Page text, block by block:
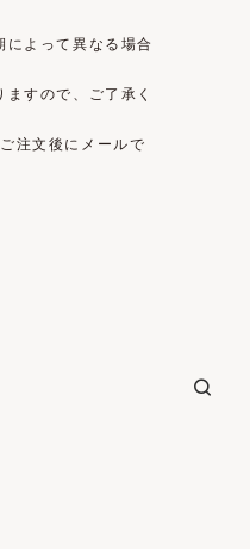
よって異なる場合
すので、ご了承く
注文後にメールで